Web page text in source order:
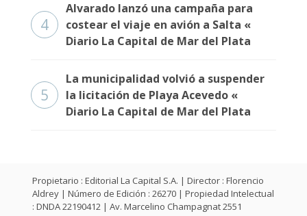
4
Alvarado lanzó una campaña para
costear el viaje en avión a Salta «
Diario La Capital de Mar del Plata
5
La municipalidad volvió a suspender
la licitación de Playa Acevedo «
Diario La Capital de Mar del Plata
Propietario : Editorial La Capital S.A. | Director : Florencio
Aldrey | Número de Edición : 26270 | Propiedad Intelectual
: DNDA 22190412 | Av. Marcelino Champagnat 2551